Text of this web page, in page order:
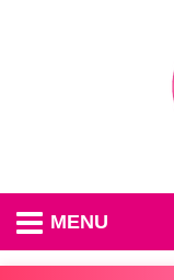
MENU